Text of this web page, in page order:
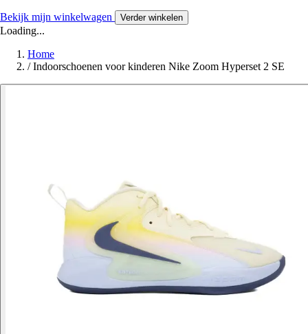
Bekijk mijn winkelwagen Verder winkelen
Loading...
Home
/ Indoorschoenen voor kinderen Nike Zoom Hyperset 2 SE